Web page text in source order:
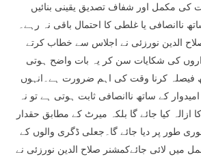
کی مکمل اور شفاف تصدیق یقینی بنائیں
ناانصافی یا غلطی کا احتمال باقی نہ رہے۔
الدین نورزئی نے اجلاس سے خطاب کرتے
کی شکایات سن کر یہ بات واضح ہوتی
فیصلہ کرنا وقت کی اہم ضرورت ہے۔انہوں
کے ساتھ ناانصافی ثابت ہوتی ہے تو نہ
کیا جائے گا بلکہ میرٹ کے مطابق حقدار
طور پر دیا جائے گا۔جعلی ڈگری والوں کے
میں لائی جائےکمشنر صلاح الدین نورزئی نے